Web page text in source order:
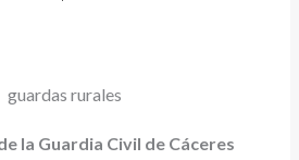
la Guardia Civil de Cáceres